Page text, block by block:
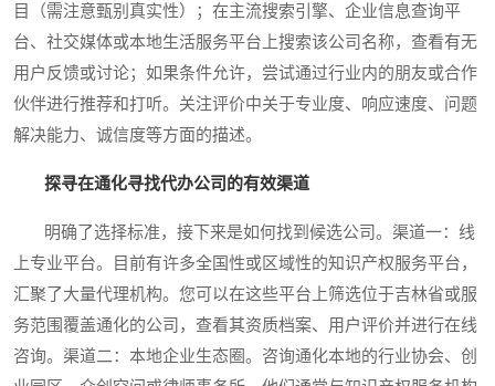
目（需注意甄别真实性）；在主流搜索引擎、企业信息查询平
台、社交媒体或本地生活服务平台上搜索该公司名称，查看有无
用户反馈或讨论；如果条件允许，尝试通过行业内的朋友或合作
伙伴进行推荐和打听。关注评价中关于专业度、响应速度、问题
解决能力、诚信度等方面的描述。
探寻在通化寻找代办公司的有效渠道
明确了选择标准，接下来是如何找到候选公司。渠道一：线
上专业平台。目前有许多全国性或区域性的知识产权服务平台，
汇聚了大量代理机构。您可以在这些平台上筛选位于吉林省或服
务范围覆盖通化的公司，查看其资质档案、用户评价并进行在线
咨询。渠道二：本地企业生态圈。咨询通化本地的行业协会、创